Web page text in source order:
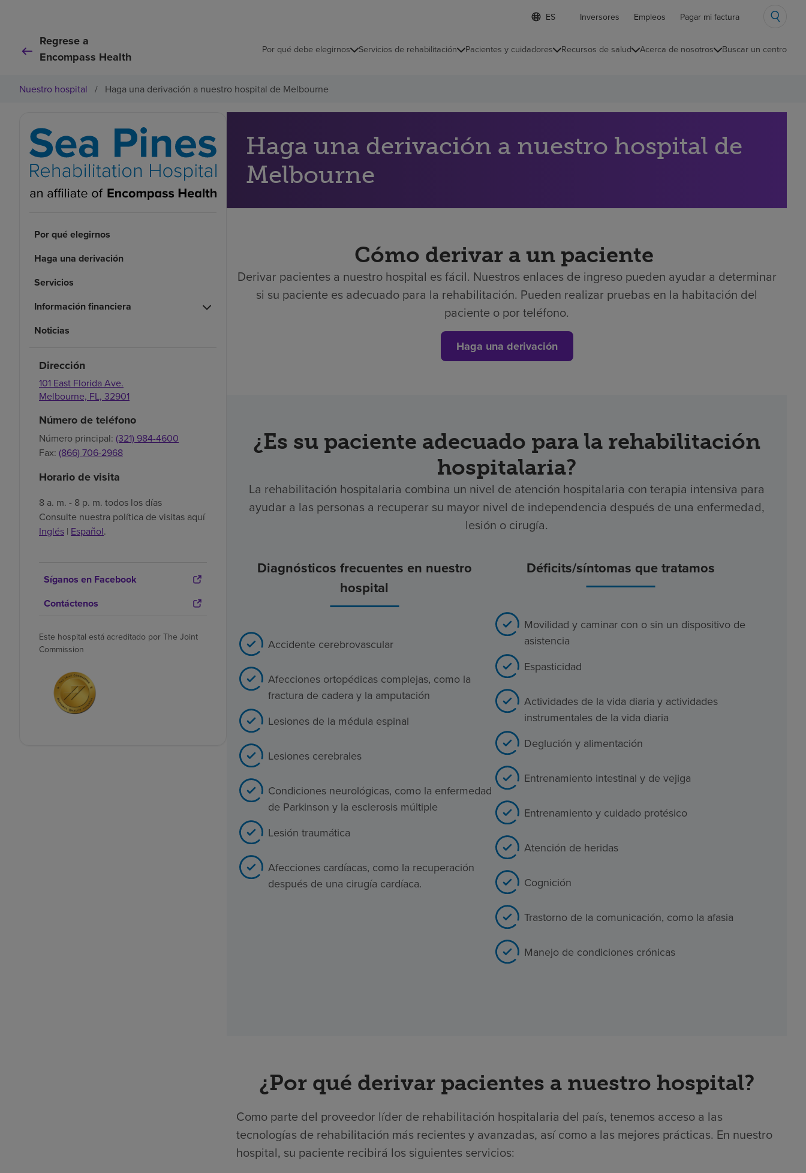
Lista
de
contraída
d
o
m
e
i
Inversores Empleos Pagar mi factura
Regrese a
Encompass Health
Por qué debe elegirnos Servicios de rehabilitación Pacientes y cuidadores Recursos de salud Acerca de nosotros Buscar un centro
Nuestro hospital / Haga una derivación a nuestro hospital de Melbourne
Por qué elegirnos
Haga una derivación
Servicios
Información financiera
Noticias
Dirección
101 East Florida Ave.
Melbourne, FL, 32901
Número de teléfono
Número principal: (321) 984-4600
Fax: (866) 706-2968
Horario de visita
8 a. m. - 8 p. m. todos los días
Consulte nuestra política de visitas aquí
Inglés | Español.
Síganos en Facebook
Contáctenos
Este hospital está acreditado por The Joint
Commission
Haga una derivación a nuestro hospital de
Melbourne
Cómo derivar a un paciente
Derivar pacientes a nuestro hospital es fácil. Nuestros enlaces de ingreso pueden ayudar a determinar
si su paciente es adecuado para la rehabilitación. Pueden realizar pruebas en la habitación del
paciente o por teléfono.
Haga una derivación
¿Es su paciente adecuado para la rehabilitación
hospitalaria?
La rehabilitación hospitalaria combina un nivel de atención hospitalaria con terapia intensiva para
ayudar a las personas a recuperar su mayor nivel de independencia después de una enfermedad,
lesión o cirugía.
Diagnósticos frecuentes en nuestro
hospital
Accidente cerebrovascular
Afecciones ortopédicas complejas, como la
fractura de cadera y la amputación
Lesiones de la médula espinal
Lesiones cerebrales
Condiciones neurológicas, como la enfermedad
de Parkinson y la esclerosis múltiple
Lesión traumática
Afecciones cardíacas, como la recuperación
después de una cirugía cardíaca.
Déficits/síntomas que tratamos
Movilidad y caminar con o sin un dispositivo de
asistencia
Espasticidad
Actividades de la vida diaria y actividades
instrumentales de la vida diaria
Deglución y alimentación
Entrenamiento intestinal y de vejiga
Entrenamiento y cuidado protésico
Atención de heridas
Cognición
Trastorno de la comunicación, como la afasia
Manejo de condiciones crónicas
¿Por qué derivar pacientes a nuestro hospital?
Como parte del proveedor líder de rehabilitación hospitalaria del país, tenemos acceso a las
tecnologías de rehabilitación más recientes y avanzadas, así como a las mejores prácticas. En nuestro
hospital, su paciente recibirá los siguientes servicios: